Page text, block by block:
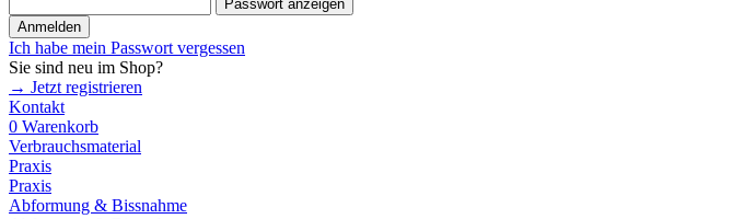
Passwort anzeigen
Anmelden
Ich habe mein Passwort vergessen
Sie sind neu im Shop?
→ Jetzt registrieren
Kontakt
0 Warenkorb
Verbrauchsmaterial
Praxis
Praxis
Abformung & Bissnahme